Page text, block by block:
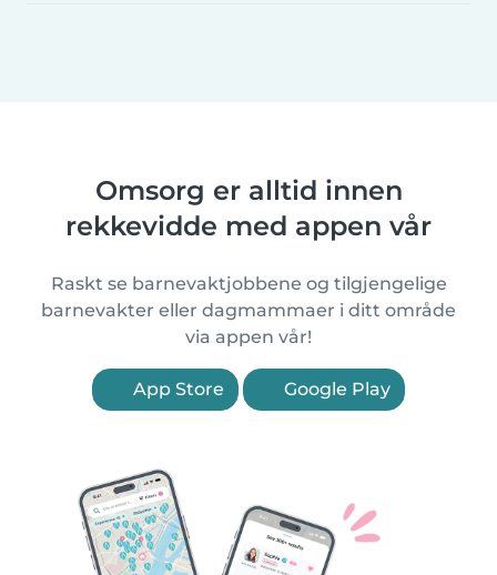
Omsorg er alltid innen
rekkevidde med appen vår
Raskt se barnevaktjobbene og tilgjengelige
barnevakter eller dagmammaer i ditt område
via appen vår!
App Store Google Play